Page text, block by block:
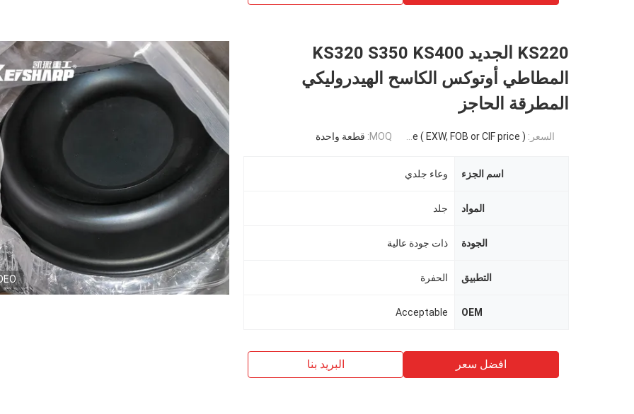
KS220 الجديد KS320 S350 KS400
المطاطي أوتوكس الكاسح الهيدروليكي
المطرقة الحاجز
السعر: Negotiable ( EXW, FOB or CIF price )
MOQ: قطعة واحدة
اسم الجزء وعاء جلدي
المواد جلد
الجودة ذات جودة عالية
التطبيق الحفرة
OEM
Acceptable
افضل سعر البريد بنا